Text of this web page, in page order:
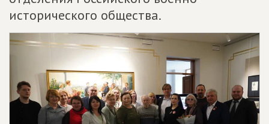
исторического общества.